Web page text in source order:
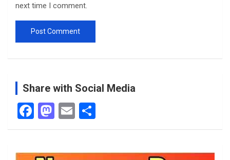
next time I comment.
Share with Social Media
F
a
M
a
E
m h